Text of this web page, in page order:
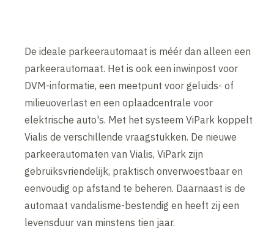
De ideale parkeerautomaat is méér dan alleen een
parkeerautomaat. Het is ook een inwinpost voor
DVM-informatie, een meetpunt voor geluids- of
milieuoverlast en een oplaadcentrale voor
elektrische auto's. Met het systeem ViPark koppelt
Vialis de verschillende vraagstukken. De nieuwe
parkeerautomaten van Vialis, ViPark zijn
gebruiksvriendelijk, praktisch onverwoestbaar en
eenvoudig op afstand te beheren. Daarnaast is de
automaat vandalisme-bestendig en heeft zij een
levensduur van minstens tien jaar.